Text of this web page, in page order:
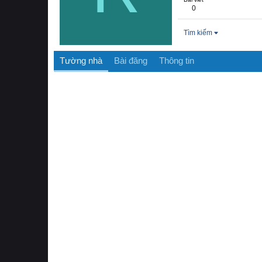
0
Tìm kiếm
Tường nhà Bài đăng Thông tin